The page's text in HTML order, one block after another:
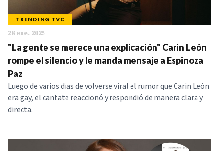
TRENDING TVC
28 ene. 2025
"La gente se merece una explicación" Carin León
rompe el silencio y le manda mensaje a Espinoza
Paz
Luego de varios días de volverse viral el rumor que Carin León
era gay, el cantate reaccionó y respondió de manera clara y
directa.